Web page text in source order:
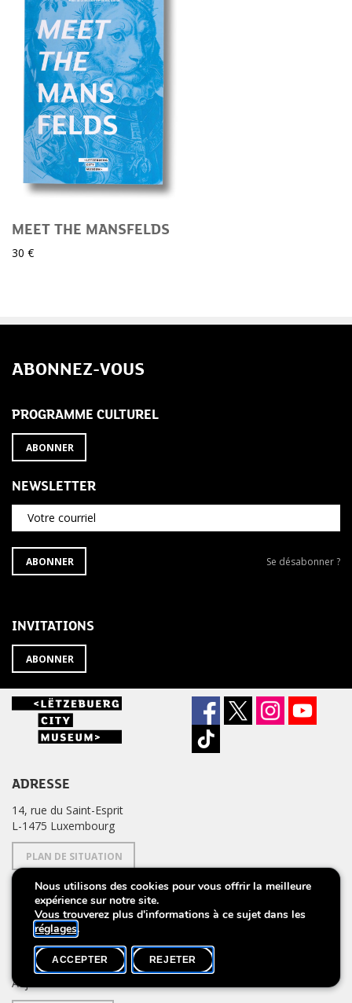
MEET THE MANSFELDS
30 €
ABONNEZ-VOUS
PROGRAMME CULTUREL
ABONNER
NEWSLETTER
Votre courriel
S'ABONNER
À
ABONNER
Se
Se désabonner ?
INVITATIONS
ABONNER
ADRESSE
14, rue du Saint-Esprit
L-1475 Luxembourg
PLAN DE SITUATION
CONTACTEZ-NOUS
HEURES D'OUVERTURE
actuellementFERMÉ
Aujourd'hui 10h00 – 20h00
Nous utilisons des cookies pour vous offrir la meilleure
expérience sur notre site.
Vous trouverez plus d'informations à ce sujet dans les
réglages.
ACCEPTER REJETER